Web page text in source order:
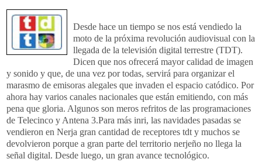
Desde hace un tiempo se nos está vendiedo la
moto de la próxima revolución audiovisual con la
llegada de la televisión digital terrestre (TDT).
Dicen que nos ofrecerá mayor calidad de imagen
y sonido y que, de una vez por todas, servirá para organizar el
marasmo de emisoras alegales que invaden el espacio catódico. Por
ahora hay varios canales nacionales que están emitiendo, con más
pena que gloria. Algunos son meros refritos de las programaciones
de Telecinco y Antena 3.Para más inri, las navidades pasadas se
vendieron en Nerja gran cantidad de receptores tdt y muchos se
devolvieron porque a gran parte del territorio nerjeño no llega la
señal digital. Desde luego, un gran avance tecnológico.